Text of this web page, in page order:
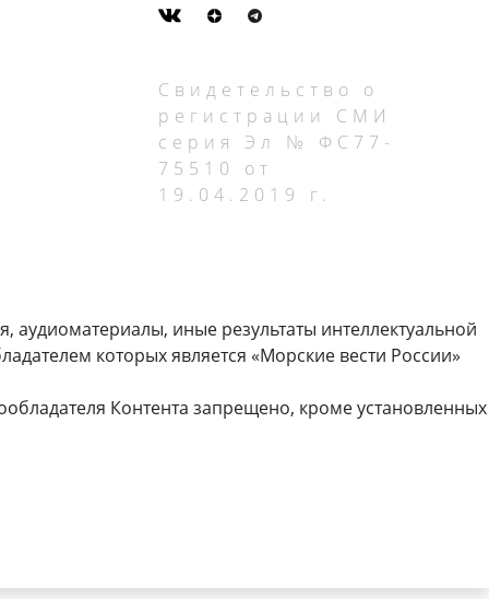
Свидетельство о
регистрации СМИ
серия Эл № ФС77-
75510 от
19.04.2019 г.
аудиоматериалы, иные результаты интеллектуальной
которых является «Морские вести России»
Контента запрещено, кроме установленных